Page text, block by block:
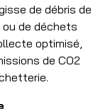
de débris de
de déchets
optimisé,
de CO2